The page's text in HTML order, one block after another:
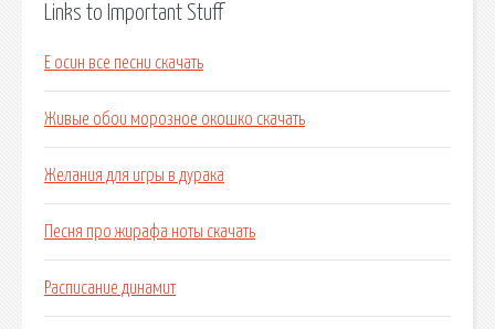
Links to Important Stuff
Е осин все песни скачать
Живые обои морозное окошко скачать
Желания для игры в дурака
Песня про жирафа ноты скачать
Расписание динамит